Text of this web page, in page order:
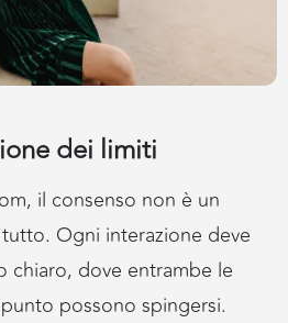
dei limiti
il consenso non è un
Ogni interazione deve
chiaro, dove entrambe le
possono spingersi.